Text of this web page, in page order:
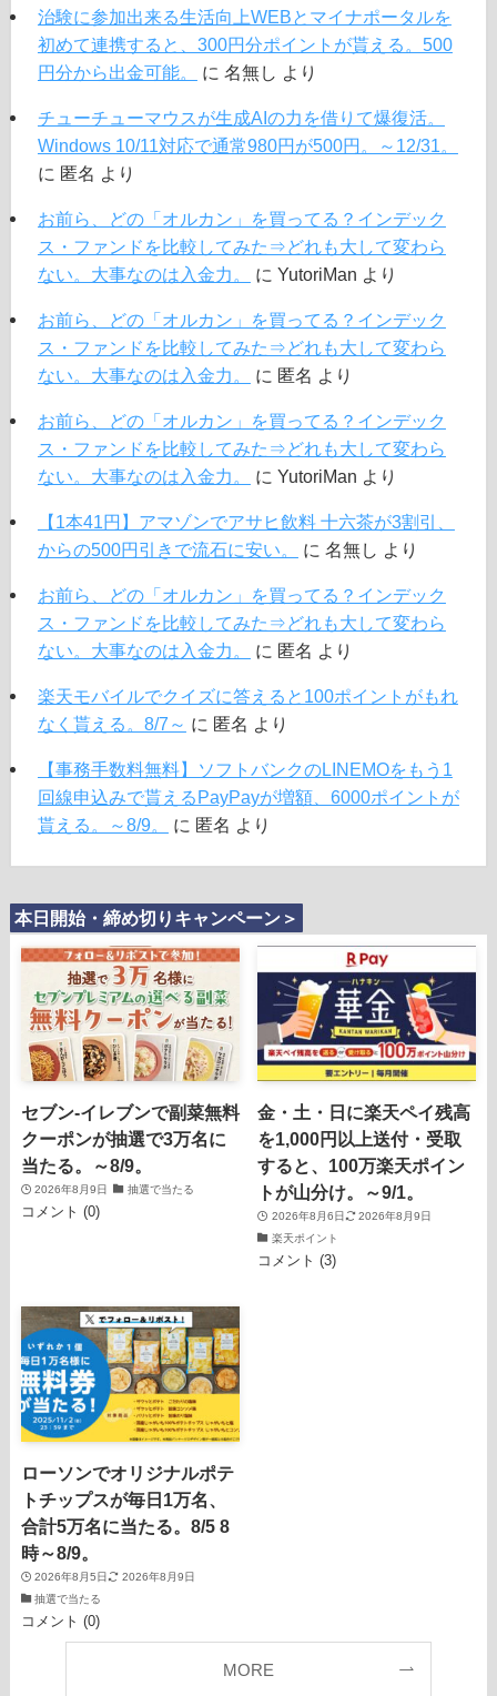
治験に参加出来る生活向上WEBとマイナポータルを
初めて連携すると、300円分ポイントが貰える。500
円分から出金可能。
に 名無し より
チューチューマウスが生成AIの力を借りて爆復活。
Windows 10/11対応で通常980円が500円。～12/31。
に 匿名 より
お前ら、どの「オルカン」を買ってる？インデック
ス・ファンドを比較してみた⇒どれも大して変わら
ない。大事なのは入金力。
に YutoriMan より
お前ら、どの「オルカン」を買ってる？インデック
ス・ファンドを比較してみた⇒どれも大して変わら
ない。大事なのは入金力。
に 匿名 より
お前ら、どの「オルカン」を買ってる？インデック
ス・ファンドを比較してみた⇒どれも大して変わら
ない。大事なのは入金力。
に YutoriMan より
【1本41円】アマゾンでアサヒ飲料 十六茶が3割引、
からの500円引きで流石に安い。
に 名無し より
お前ら、どの「オルカン」を買ってる？インデック
ス・ファンドを比較してみた⇒どれも大して変わら
ない。大事なのは入金力。
に 匿名 より
楽天モバイルでクイズに答えると100ポイントがもれ
なく貰える。8/7～ に 匿名 より
【事務手数料無料】ソフトバンクのLINEMOをもう1
回線申込みで貰えるPayPayが増額、6000ポイントが
貰える。～8/9。
に 匿名 より
本日開始・締め切りキャンペーン＞
セブン‐イレブンで副菜無料
クーポンが抽選で3万名に
当たる。～8/9。
2026年8月9日 抽選で当たる
コメント (0)
金・土・日に楽天ペイ残高
を1,000円以上送付・受取
すると、100万楽天ポイン
トが山分け。～9/1。
2026年8月6日
2026年8月9日
楽天ポイント
コメント (3)
ローソンでオリジナルポテ
トチップスが毎日1万名、
合計5万名に当たる。8/5 8
時～8/9。
2026年8月5日
2026年8月9日
抽選で当たる
コメント (0)
MORE